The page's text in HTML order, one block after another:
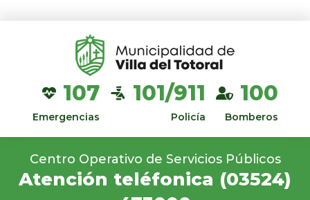
107
Emergencias
101/911
Policía
100
Bomberos
Centro Operativo de Servicios Públicos
Atención teléfonica (03524)